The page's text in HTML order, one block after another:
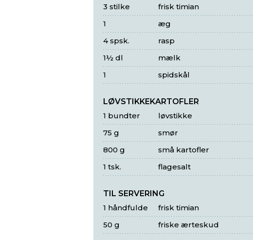
frisk timian
3 stilke
æg
1
rasp
4 spsk.
mælk
1½ dl
spidskål
1
LØVSTIKKEKARTOFLER
løvstikke
1 bundter
smør
75 g
små kartofler
800 g
flagesalt
1 tsk.
TIL SERVERING
frisk timian
1 håndfulde
friske ærteskud
50 g